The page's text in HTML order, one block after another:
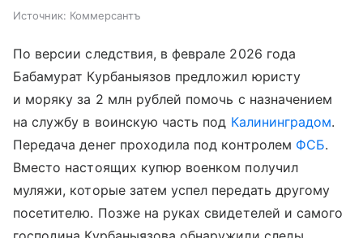
Источник: Коммерсантъ
По версии следствия, в феврале 2026 года
Бабамурат Курбаныязов предложил юристу
и моряку за 2 млн рублей помочь с назначением
на службу в воинскую часть под Калининградом.
Передача денег проходила под контролем ФСБ.
Вместо настоящих купюр военком получил
муляжи, которые затем успел передать другому
посетителю. Позже на руках свидетелей и самого